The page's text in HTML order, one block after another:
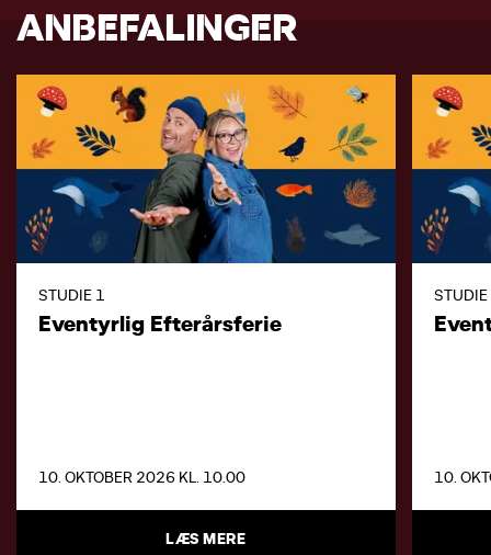
ANBEFALINGER
STUDIE 1
Eventyrlig Efterårsferie
10. OKTOBER 2026 KL. 10.00
LÆS MERE
10.